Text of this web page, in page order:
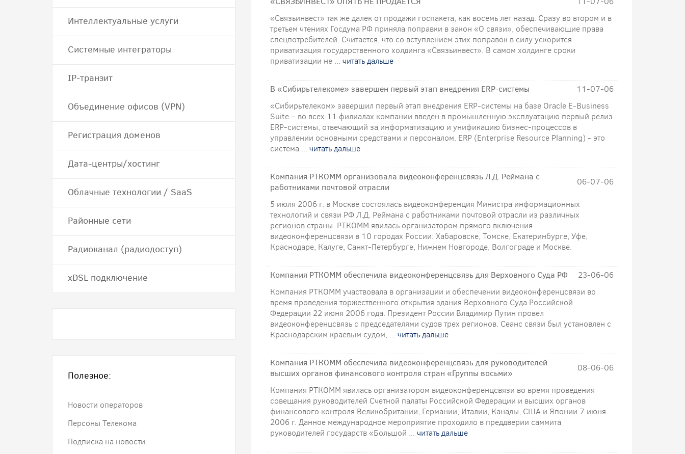
«Связьинвест» так же далек от продажи госпакета, как восемь лет назад. Сразу во втором и в
третьем чтениях Госдума РФ приняла поправки в закон «О связи», обеспечивающие права
спецпотребителей. Считается, что со вступлением этих поправок в силу ускорится
приватизация государственного холдинга «Связьинвест». В самом холдинге сроки
приватизации не ... читать дальше
В «Сибирьтелекоме» завершен первый этап внедрения ERP-системы
11-07-06
«Сибирьтелеком» завершил первый этап внедрения ERP-системы на базе Oracle E-Business
Suite – во всех 11 филиалах компании введен в промышленную эксплуатацию первый релиз
ERP-системы, отвечающий за информатизацию и унификацию бизнес-процессов в
управлении основными средствами и персоналом. ERP (Enterprise Resource Planning) - это
система ... читать дальше
Компания РТКОММ организовала видеоконференцсвязь Л.Д. Реймана с
работниками почтовой отрасли
06-07-06
5 июля 2006 г. в Москве состоялась видеоконференция Министра информационных
технологий и связи РФ Л.Д. Реймана с работниками почтовой отрасли из различных
регионов страны. РТКОММ явилась организатором прямого включения
видеоконференцсвязи в 10 городах России: Хабаровске, Томске, Екатеринбурге, Уфе,
Краснодаре, Калуге, Санкт-Петербурге, Нижнем Новгороде, Волгограде и Москве.
Компания РТКОММ обеспечила видеоконференцсвязь для Верховного Суда РФ
23-06-06
Компания РТКОММ участвовала в организации и обеспечении видеоконференцсвязи во
время проведения торжественного открытия здания Верховного Суда Российской
Федерации 22 июня 2006 года. Президент России Владимир Путин провел
видеоконференцсвязь с председателями судов трех регионов. Сеанс связи был установлен с
Краснодарским краевым судом, ... читать дальше
Компания РТКОММ обеспечила видеоконференцсвязь для руководителей
высших органов финансового контроля стран «Группы восьми»
08-06-06
Компания РТКОММ явилась организатором видеоконференцсвязи во время проведения
совещания руководителей Счетной палаты Российской Федерации и высших органов
финансового контроля Великобритании, Германии, Италии, Канады, США и Японии 7 июня
2006 г. Данное международное мероприятие проходило в преддверии саммита
руководителей государств «Большой ... читать дальше
Интеллектуальные услуги
Системные интеграторы
IP-транзит
Объединение офисов (VPN)
Регистрация доменов
Дата-центры/хостинг
Облачные технологии / SaaS
Районные сети
Радиоканал (радиодоступ)
хDSL подключение
Полезное:
Новости операторов
Персоны Телекома
Подписка на новости